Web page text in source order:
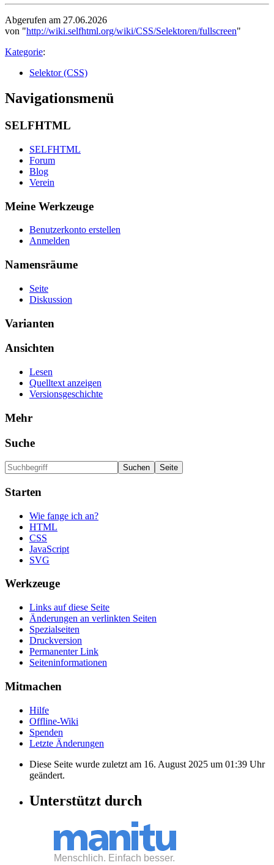
Abgerufen am 27.06.2026
von "http://wiki.selfhtml.org/wiki/CSS/Selektoren/fullscreen"
Kategorie:
Selektor (CSS)
Navigationsmenü
SELFHTML
SELFHTML
Forum
Blog
Verein
Meine Werkzeuge
Benutzerkonto erstellen
Anmelden
Namensräume
Seite
Diskussion
Varianten
Ansichten
Lesen
Quelltext anzeigen
Versionsgeschichte
Mehr
Suche
Starten
Wie fange ich an?
HTML
CSS
JavaScript
SVG
Werkzeuge
Links auf diese Seite
Änderungen an verlinkten Seiten
Spezialseiten
Druckversion
Permanenter Link
Seiten­informationen
Mitmachen
Hilfe
Offline-Wiki
Spenden
Letzte Änderungen
Diese Seite wurde zuletzt am 16. August 2025 um 01:39 Uhr
geändert.
Unterstützt durch